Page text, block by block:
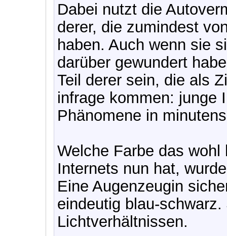
Dabei nutzt die
derer, die zumindest
haben. Auch wenn sie
darüber gewundert
Teil derer sein, die als
infrage kommen: junge
Phänomene in
Welche Farbe das
Internets nun hat,
Eine Augenzeugin
eindeutig blau-
Lichtverhältnissen.